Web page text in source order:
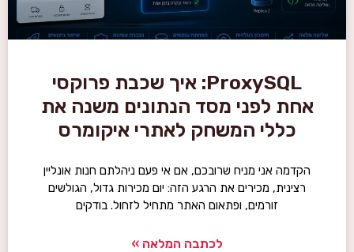
ProxySQL: איך שכבת פרוקסי
אחת לפני מסד הנתונים משנה את
כללי המשחק לאתרי איקומרס
הקדמה אני מניח שרובכם, אם אי פעם ניהלתם חנות אונליין
רצינית, מכירים את הרגע הזה: יום מכירות גדול, הגולשים
זורמים, ופתאום האתר מתחיל לזחול. בודקים
לכתבה המלאה »